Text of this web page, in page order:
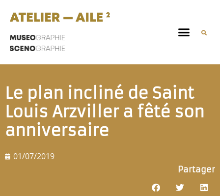
Le plan incliné de Saint
Louis Arzviller a fêté son
anniversaire
01/07/2019
Partager